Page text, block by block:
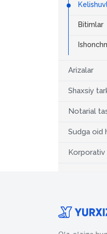
Bitimlar
Arizalar
Shaxsiy
Notarial
Sudga oid
Korporativ